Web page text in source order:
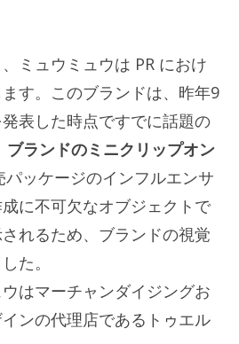
ミュウミュウは PR におけ
す。このブランドは、昨年9
表した時点ですでに話題の
ブランドのミニクリップオン
ッケージのインフルエンサ
に不可欠なオブジェクトで
れるため、ブランドの視覚
た。
はマーチャンダイジングお
ンの代理店であるトゥエル